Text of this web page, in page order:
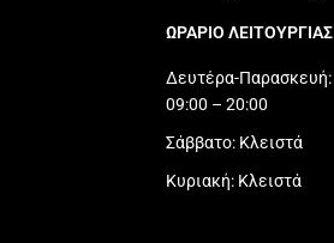
ΩΡΑΡΙΟ ΛΕΙΤΟΥΡΓΙΑΣ​
Δευτέρα-Παρασκευή:
09:00 – 20:00
Σάββατο: Κλειστά
Κυριακή: Κλειστά